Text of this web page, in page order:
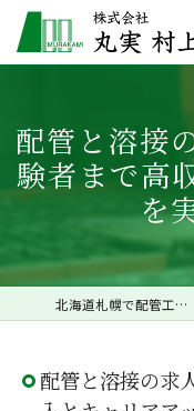
配管と溶接
験者まで高
を
北海道札幌で配管工事の求人なら株式会社丸実村上工業
配管と溶接の求